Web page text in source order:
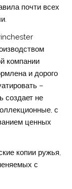
почти всех
компании
и дорого
–
создает не
с
ценных
копии ружья,
с